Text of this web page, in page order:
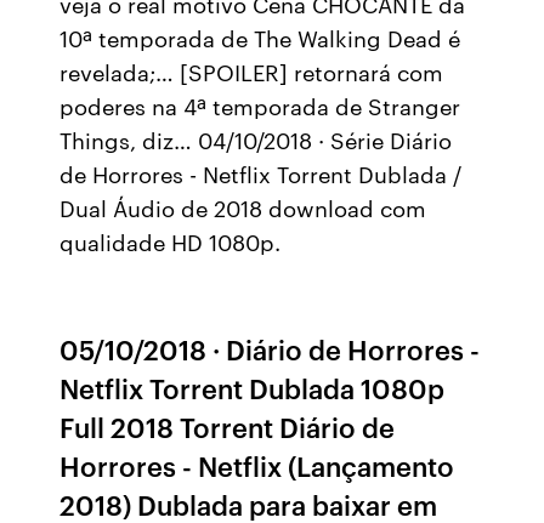
10ª temporada de The Walking Dead é
revelada;… [SPOILER] retornará com
poderes na 4ª temporada de Stranger
Things, diz… 04/10/2018 · Série Diário
de Horrores - Netflix Torrent Dublada /
Dual Áudio de 2018 download com
qualidade HD 1080p.
05/10/2018 · Diário de Horrores -
Netflix Torrent Dublada 1080p
Full 2018 Torrent Diário de
Horrores - Netflix (Lançamento
2018) Dublada para baixar em